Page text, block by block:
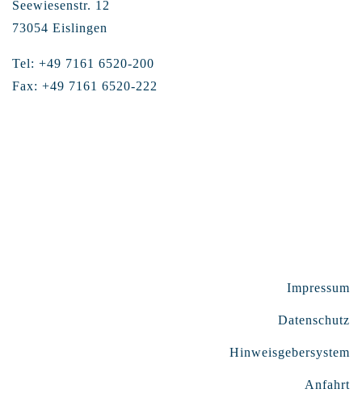
Seewiesenstr. 12
73054 Eislingen
Tel: +49 7161 6520-200
Fax: +49 7161 6520-222
Impressum
Datenschutz
Hinweisgebersystem
Anfahrt